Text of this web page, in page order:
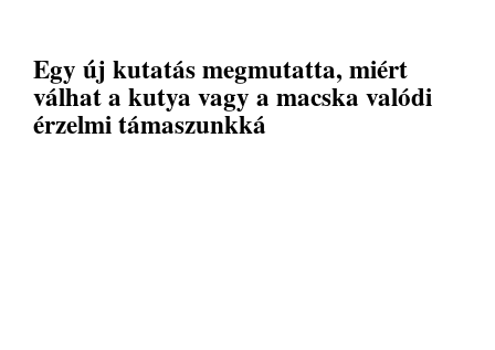
Egy új kutatás megmutatta, miért
válhat a kutya vagy a macska valódi
érzelmi támaszunkká